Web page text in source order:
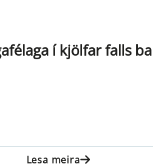
í kjölfar falls
Lesa meira